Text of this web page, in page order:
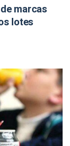
marcas
lotes